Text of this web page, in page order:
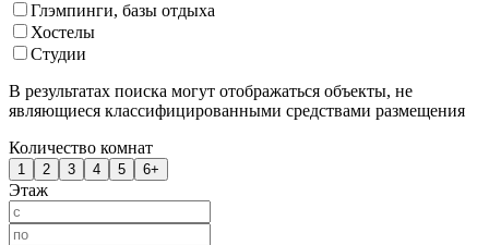
Глэмпинги, базы отдыха
Хостелы
Студии
В результатах поиска могут отображаться объекты, не
являющиеся классифицированными средствами размещения
Количество комнат
1 2 3 4 5 6+
Этаж